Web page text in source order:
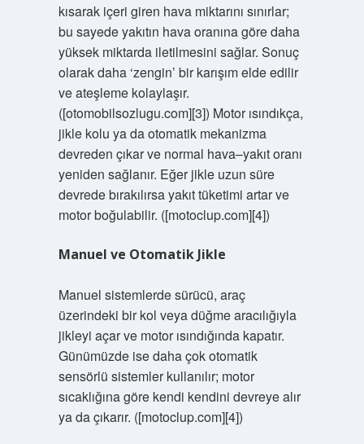
kısarak içeri giren hava miktarını sınırlar;
bu sayede yakıtın hava oranına göre daha
yüksek miktarda iletilmesini sağlar. Sonuç
olarak daha ‘zengin’ bir karışım elde edilir
ve ateşleme kolaylaşır.
([otomobilsozlugu.com][3]) Motor ısındıkça,
jikle kolu ya da otomatik mekanizma
devreden çıkar ve normal hava–yakıt oranı
yeniden sağlanır. Eğer jikle uzun süre
devrede bırakılırsa yakıt tüketimi artar ve
motor boğulabilir. ([motoclup.com][4])
Manuel ve Otomatik Jikle
Manuel sistemlerde sürücü, araç
üzerindeki bir kol veya düğme aracılığıyla
jikleyi açar ve motor ısındığında kapatır.
Günümüzde ise daha çok otomatik
sensörlü sistemler kullanılır; motor
sıcaklığına göre kendi kendini devreye alır
ya da çıkarır. ([motoclup.com][4])